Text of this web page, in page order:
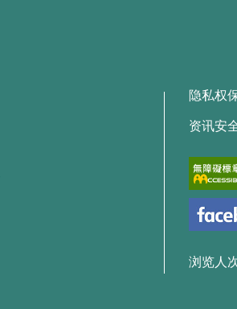
隐私权
资讯安
浏览人